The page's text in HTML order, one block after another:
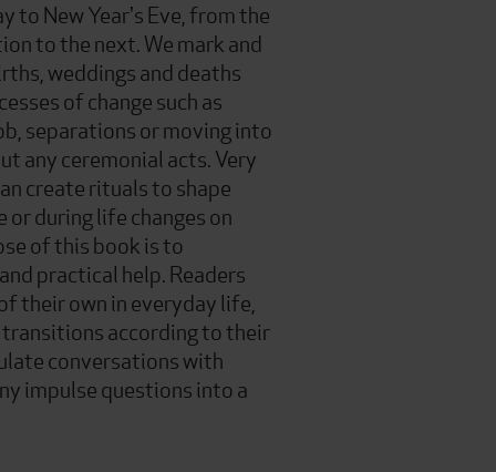
to New Year's Eve, from the
to the next. We mark and
weddings and deaths
of change such as
separations or moving into
any ceremonial acts. Very
create rituals to shape
during life changes on
of this book is to
practical help. Readers
their own in everyday life,
according to their
conversations with
impulse questions into a